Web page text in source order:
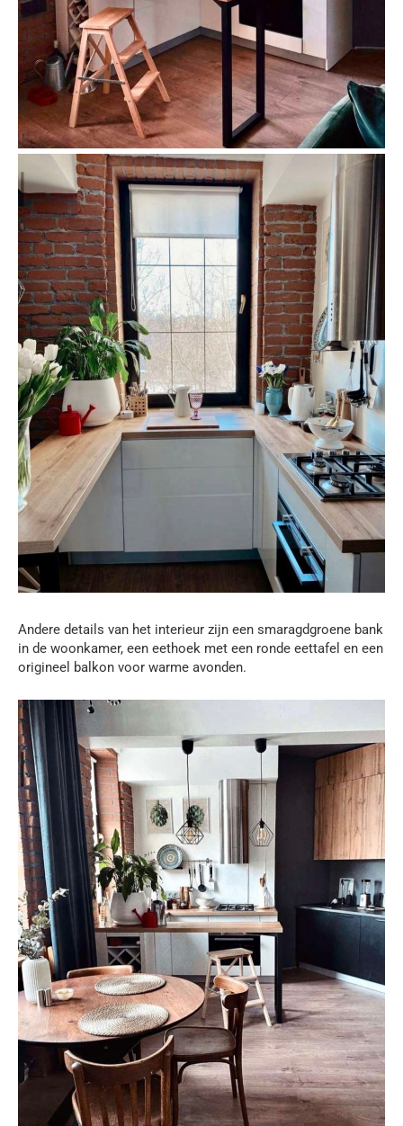
Andere details van het interieur zijn een smaragdgroene bank
in de woonkamer, een eethoek met een ronde eettafel en een
origineel balkon voor warme avonden.